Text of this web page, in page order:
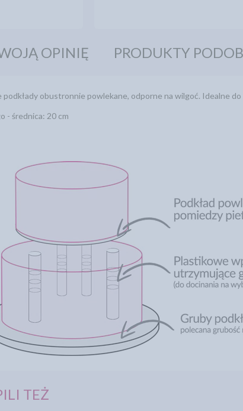
OPINIĘ PRODUKTY
podkłady obustronnie powlekane, odporne na wilgoć. Idealne
- średnica: 20 cm
TEŻ